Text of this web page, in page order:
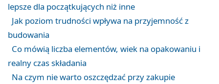
lepsze dla początkujących niż inne
Jak poziom trudności wpływa na przyjemność z
budowania
Co mówią liczba elementów, wiek na opakowaniu i
realny czas składania
Na czym nie warto oszczędzać przy zakupie